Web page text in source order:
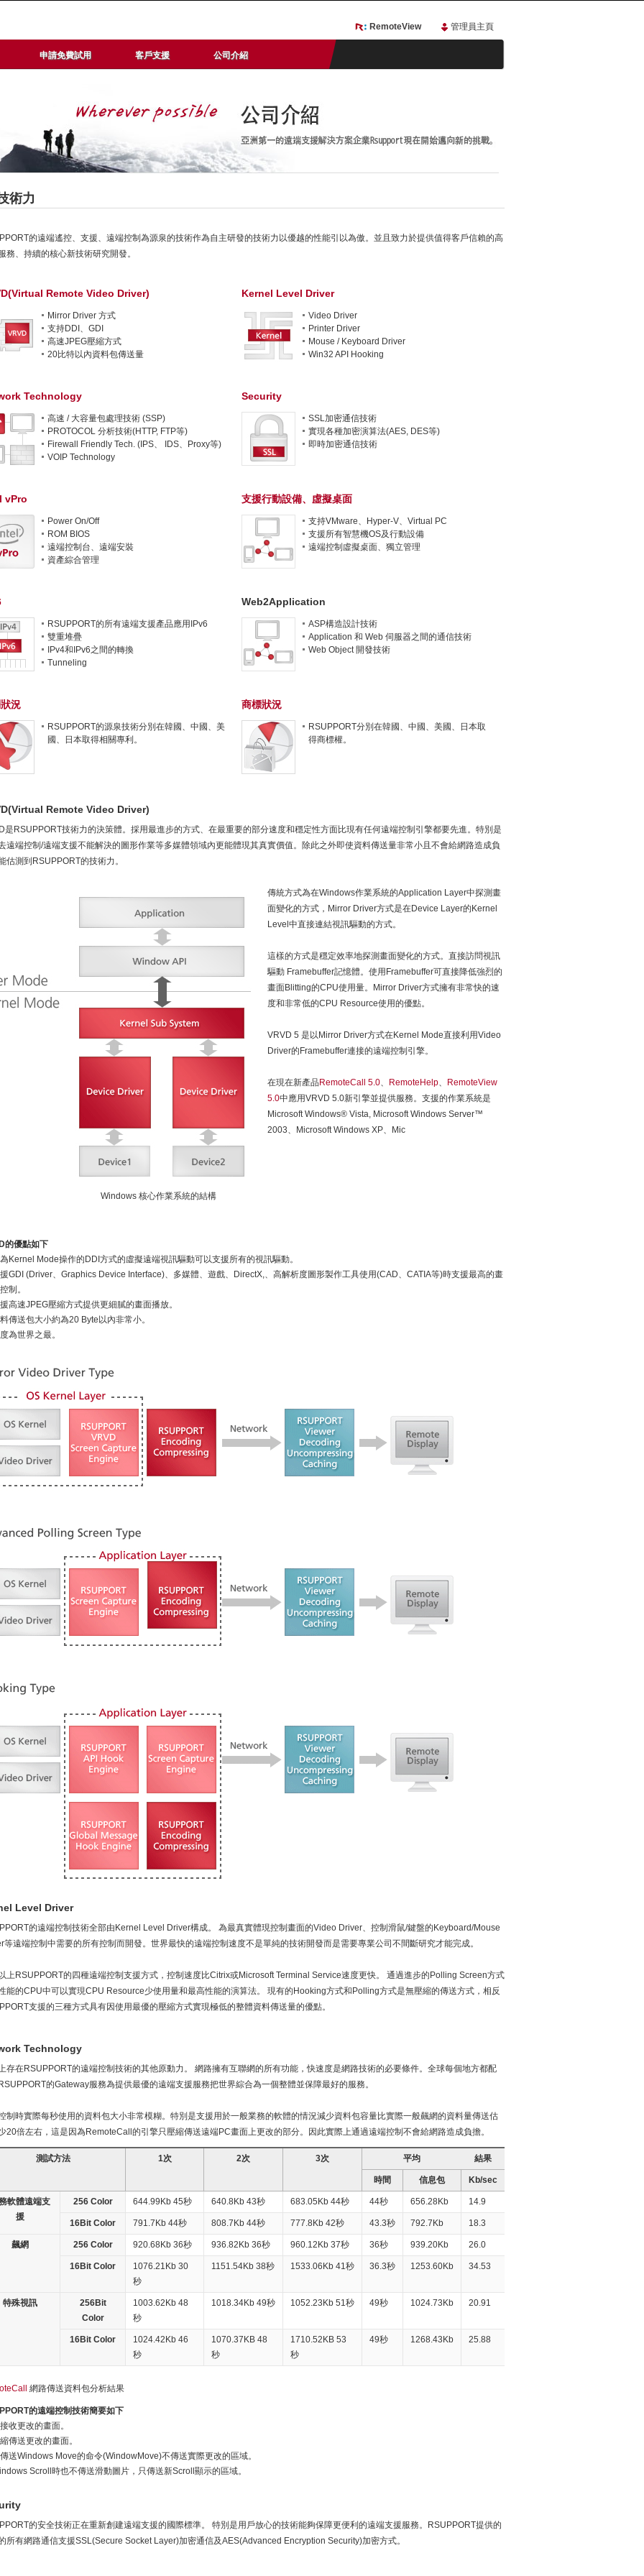
RemoteView 管理員主頁
申請免費試用 客戶支援 公司介紹
術力
的遠端遙控、支援、遠端控制為源泉的技術作為自主研發的技術力以優越的性能引以為傲。並且致力於提供值得客戶信賴的高
務、持續的核心新技術研究開發。
Remote Video Driver)
Mirror Driver 方式
支持DDI、GDI
高速JPEG壓縮方式
20比特以內資料包傳送量
Kernel Level Driver
Video Driver
Printer Driver
Mouse / Keyboard Driver
Win32 API Hooking
Technology
高速 / 大容量包處理技術 (SSP)
PROTOCOL 分析技術(HTTP, FTP等)
Firewall Friendly Tech. (IPS、 IDS、Proxy等)
VOIP Technology
Security
SSL加密通信技術
實現各種加密演算法(AES, DES等)
即時加密通信技術
vPro
Power On/Off
ROM BIOS
遠端控制台、遠端安裝
資產綜合管理
支援行動設備、虛擬桌面
支持VMware、Hyper-V、Virtual PC
支援所有智慧機OS及行動設備
遠端控制虛擬桌面、獨立管理
RSUPPORT的所有遠端支援產品應用IPv6
雙重堆疊
IPv4和IPv6之間的轉換
Tunneling
Web2Application
ASP構造設計技術
Application 和 Web 伺服器之間的通信技術
Web Object 開發技術
況
RSUPPORT的源泉技術分別在韓國、中國、美
國、日本取得相關專利。
商標狀況
RSUPPORT分別在韓國、中國、美國、日本取
得商標權。
Remote Video Driver)
Windows 核心作業系統的結構
是RSUPPORT技術力的決策體。採用最進步的方式、在最重要的部分速度和穩定性方面比現有任何遠端控制引擎都要先進。特別是
遠端控制/遠端支援不能解決的圖形作業等多媒體領域內更能體現其真實價值。除此之外即使資料傳送量非常小且不會給網路造成負
估測到RSUPPORT的技術力。
傳統方式為在Windows作業系統的Application Layer中探測畫
面變化的方式，Mirror Driver方式是在Device Layer的Kernel
Level中直接連結視訊驅動的方式。
這樣的方式是穩定效率地探測畫面變化的方式。直接訪問視訊
驅動 Framebuffer記憶體。使用Framebuffer可直接降低強烈的
畫面Blitting的CPU使用量。Mirror Driver方式擁有非常快的速
度和非常低的CPU Resource使用的優點。
VRVD 5 是以Mirror Driver方式在Kernel Mode直接利用Video
Driver的Framebuffer連接的遠端控制引擎。
在現在新產品 RemoteCall 5.0、 RemoteHelp、
RemoteView
5.0中應用VRVD 5.0新引擎並提供服務。支援的作業系統是
Microsoft Windows® Vista, Microsoft Windows Server™
2003、Microsoft Windows XP、Mic
的優點如下
Kernel Mode操作的DDI方式的虛擬遠端視訊驅動可以支援所有的視訊驅動。
GDI (Driver、Graphics Device Interface)、多媒體、遊戲、DirectX,、高解析度圖形製作工具使用(CAD、CATIA等)時支援最高的畫
制。
高速JPEG壓縮方式提供更細膩的畫面播放。
傳送包大小約為20 Byte以內非常小。
為世界之最。
Level Driver
的遠端控制技術全部由Kernel Level Driver構成。 為最真實體現控制畫面的Video Driver、控制滑鼠/鍵盤的Keyboard/Mouse
等遠端控制中需要的所有控制而開發。世界最快的遠端控制速度不是單純的技術開發而是需要專業公司不間斷研究才能完成。
上RSUPPORT的四種遠端控制支援方式，控制速度比Citrix或Microsoft Terminal Service速度更快。 通過進步的Polling Screen方式
能的CPU中可以實現CPU Resource少使用量和最高性能的演算法。 現有的Hooking方式和Polling方式是無壓縮的傳送方式，相反
支援的三種方式具有因使用最優的壓縮方式實現極低的整體資料傳送量的優點。
Technology
存在RSUPPORT的遠端控制技術的其他原動力。 網路擁有互聯網的所有功能，快速度是網路技術的必要條件。全球每個地方都配
的Gateway服務為提供最優的遠端支援服務把世界綜合為一個整體並保障最好的服務。
制時實際每秒使用的資料包大小非常模糊。特別是支援用於一般業務的軟體的情況減少資料包容量比實際一般飆網的資料量傳送估
20倍左右，這是因為RemoteCall的引擎只壓縮傳送遠端PC畫面上更改的部分。因此實際上通過遠端控制不會給網路造成負擔。
測試方法 1次 2次 3次 平均 結果
時間 信息包 Kb/sec
軟體遠端支
援
256 Color 644.99Kb 45秒 640.8Kb 43秒 683.05Kb 44秒 44秒 656.28Kb 14.9
16Bit Color 791.7Kb 44秒 808.7Kb 44秒 777.8Kb 42秒 43.3秒 792.7Kb 18.3
飆網 256 Color 920.68Kb 36秒 936.82Kb 36秒 960.12Kb 37秒 36秒 939.20Kb 26.0
16Bit Color
1076.21Kb 30
秒
1151.54Kb 38秒 1533.06Kb 41秒 36.3秒 1253.60Kb 34.53
特殊視訊
256Bit
Color
1003.62Kb 48
秒
1018.34Kb 49秒 1052.23Kb 51秒 49秒 1024.73Kb 20.91
16Bit Color
1024.42Kb 46
秒
1070.37KB 48
秒
1710.52KB 53
秒
49秒 1268.43Kb 25.88
網路傳送資料包分析結果
的遠端控制技術簡要如下
收更改的畫面。
傳送更改的畫面。
送Windows Move的命令(WindowMove)不傳送實際更改的區域。
Scroll時也不傳送滑動圖片，只傳送新Scroll顯示的區域。
的安全技術正在重新創建遠端支援的國際標準。 特別是用戶放心的技術能夠保障更便利的遠端支援服務。RSUPPORT提供的
所有網路通信支援SSL(Secure Socket Layer)加密通信及AES(Advanced Encryption Security)加密方式。